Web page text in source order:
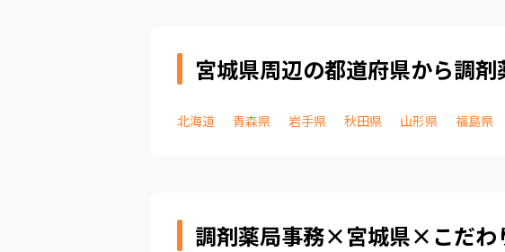
宮城県周辺の都道府県から調
北海道 青森県 岩手県 秋田県 山形県 福島県
調剤薬局事務×宮城県×こだわ